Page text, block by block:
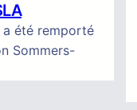
r
t
q
s
a
e
c
h
e
a été remporté
Sommers-